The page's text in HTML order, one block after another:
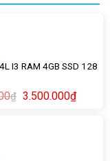
I3 RAM 4GB SSD 128
₫ 3.500.000₫